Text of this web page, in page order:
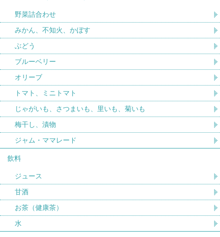
野菜詰合わせ
みかん、不知火、かぼす
ぶどう
ブルーベリー
オリーブ
トマト、ミニトマト
じゃがいも、さつまいも、里いも、菊いも
梅干し、漬物
ジャム・ママレード
飲料
ジュース
甘酒
お茶（健康茶）
水